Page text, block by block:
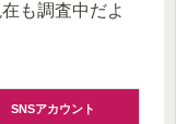
も調査中だよ
SNSアカウント